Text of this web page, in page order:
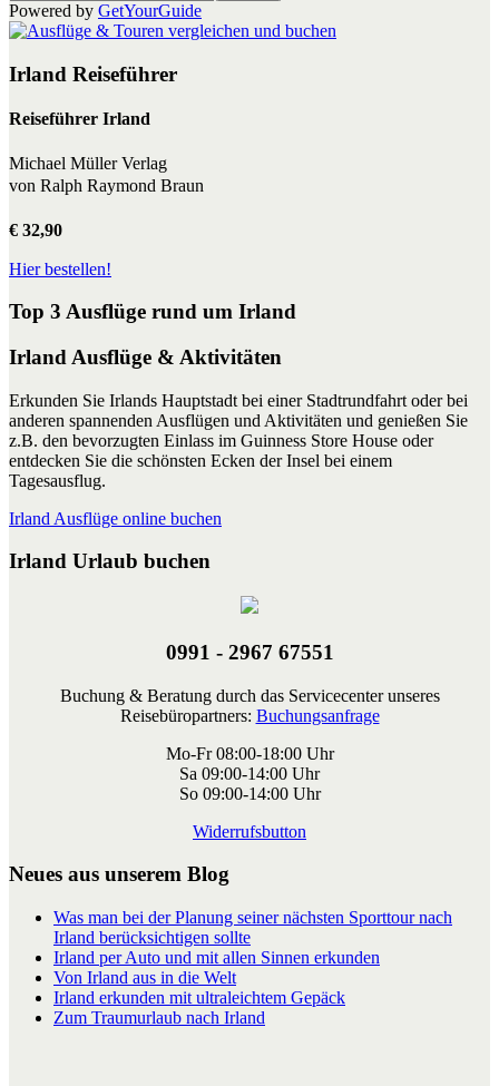
Powered by GetYourGuide
Irland Reiseführer
Reiseführer Irland
Michael Müller Verlag
von Ralph Raymond Braun
€ 32,90
Hier bestellen!
Top 3 Ausflüge rund um Irland
Irland Ausflüge & Aktivitäten
Erkunden Sie Irlands Hauptstadt bei einer Stadtrundfahrt oder bei
anderen spannenden Ausflügen und Aktivitäten und genießen Sie
z.B. den bevorzugten Einlass im Guinness Store House oder
entdecken Sie die schönsten Ecken der Insel bei einem
Tagesausflug.
Irland Ausflüge online buchen
Irland Urlaub buchen
0991 - 2967 67551
Buchung & Beratung durch das Servicecenter unseres
Reisebüropartners: Buchungsanfrage
Mo-Fr 08:00-18:00 Uhr
Sa 09:00-14:00 Uhr
So 09:00-14:00 Uhr
Widerrufsbutton
Neues aus unserem Blog
Was man bei der Planung seiner nächsten Sporttour nach
Irland berücksichtigen sollte
Irland per Auto und mit allen Sinnen erkunden
Von Irland aus in die Welt
Irland erkunden mit ultraleichtem Gepäck
Zum Traumurlaub nach Irland